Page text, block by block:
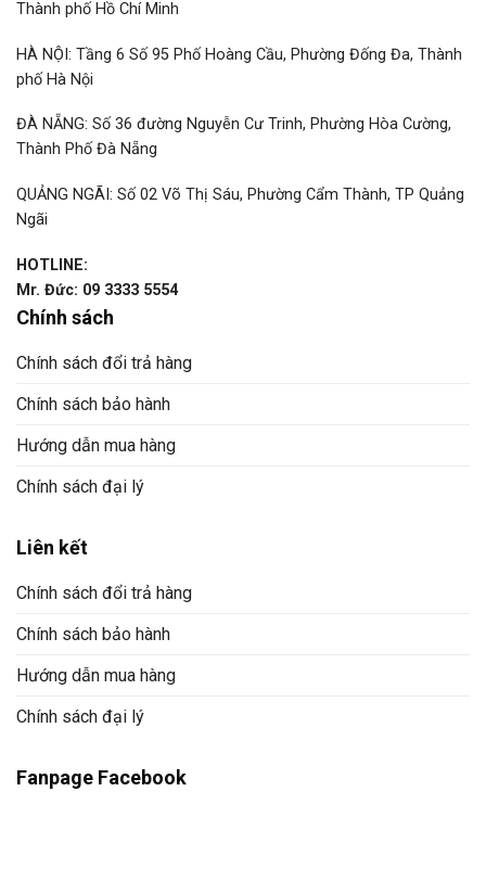
Thành phố Hồ Chí Minh
HÀ NỘI: Tầng 6 Số 95 Phố Hoàng Cầu, Phường Đống Đa, Thành
phố Hà Nội
ĐÀ NẴNG: Số 36 đường Nguyễn Cư Trinh, Phường Hòa Cường,
Thành Phố Đà Nẵng
QUẢNG NGÃI: Số 02 Võ Thị Sáu, Phường Cẩm Thành, TP Quảng
Ngãi
HOTLINE:
Mr. Đức: 09 3333 5554
Chính sách
Chính sách đổi trả hàng
Chính sách bảo hành
Hướng dẫn mua hàng
Chính sách đại lý
Liên kết
Chính sách đổi trả hàng
Chính sách bảo hành
Hướng dẫn mua hàng
Chính sách đại lý
Fanpage Facebook